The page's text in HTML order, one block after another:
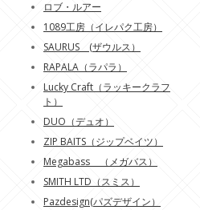
ロブ・ルアー
1089工房（イレパク工房）
SAURUS (ザウルス）
RAPALA（ラパラ）
Lucky Craft（ラッキークラフ
ト）
DUO（デュオ）
ZIP BAITS（ジップベイツ）
Megabass （メガバス）
SMITH LTD（スミス）
Pazdesign(パズデザイン）